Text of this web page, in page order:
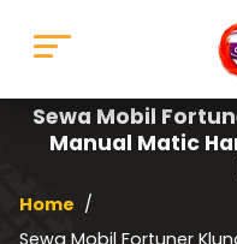
Sewa Mobil
Manual Matic
Home /
Sewa Mobil Fortuner